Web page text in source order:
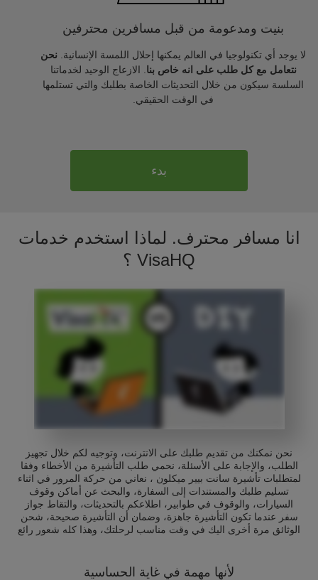
بنيت ومدعومة من قبل مسافرين محترفين
لا يوجد أي تكنولوجيا في العالم يمكنها إحلال اللمسة الإنسانية. نحن
نتعامل مع كل طلب على انه خاص بنا . الازعاج الوحيد لخدماتنا
السلسة سيكون من خلال التحديثات الخاصة بطلبك والتي تستلمها
في الوقت الحقيقي.
بدء
انا مسافر محترف. لماذا استخدم خدمات
VisaHQ ؟
نحن نمكنك من تقديم طلبك على الانترنت، وتوجيه لكم خلال تجهيز
الطلب، والإجابة على الأسئلة، نحمي طلب التأشيرة من الأخطاء وفقا
لمتطلبات تأشيرة سانت بيير ميكلون ، نعاني من حركة المرور في اثناء
تسليم طلبك والمستندات إلى السفارة، والبحث عن أماكن وقوف
السيارات، والوقوف في طوابير، اطلاعكم بالتحديثات، والتقاط جواز
سفر عندما تكون التأشيرة جاهزة، وضمان أن التأشيرة صحيحة، شحن
الوثائق مرة أخرى اليك في وقت مناسب لرحلتك، وهذا كله شعور رائع
لأنها مهمة في غاية الحساسية